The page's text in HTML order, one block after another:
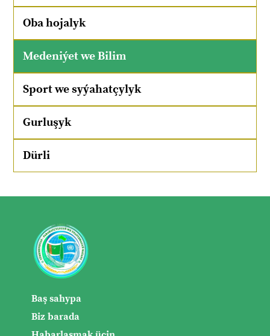
Oba hojalyk
Medeniýet we Bilim
Sport we syýahatçylyk
Gurluşyk
Dürli
Baş sahypa
Biz barada